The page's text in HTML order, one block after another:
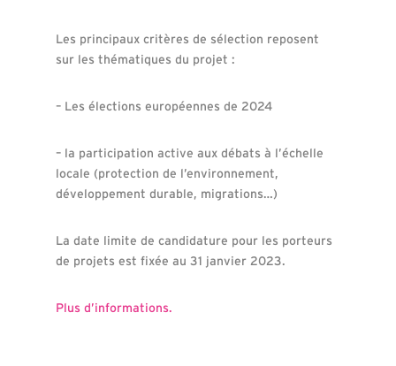
Les principaux critères de sélection reposent
sur les thématiques du projet :
– Les élections européennes de 2024
– la participation active aux débats à l’échelle
locale (protection de l’environnement,
développement durable, migrations…)
La date limite de candidature pour les porteurs
de projets est fixée au 31 janvier 2023.
Plus d’informations.